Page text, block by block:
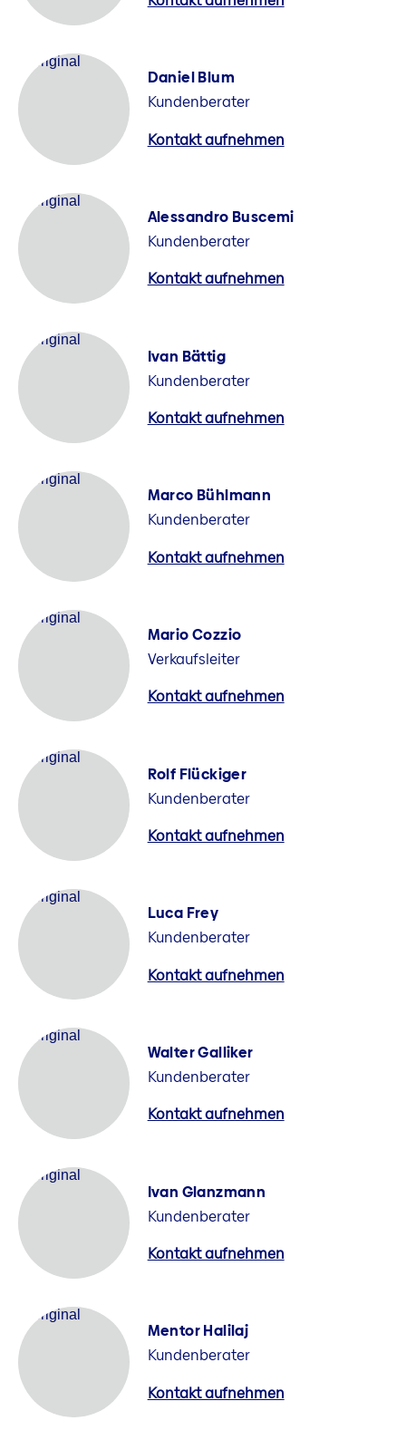
Daniel Blum
Kundenberater
Kontakt aufnehmen
Alessandro Buscemi
Kundenberater
Kontakt aufnehmen
Ivan Bättig
Kundenberater
Kontakt aufnehmen
Marco Bühlmann
Kundenberater
Kontakt aufnehmen
Mario Cozzio
Verkaufsleiter
Kontakt aufnehmen
Rolf Flückiger
Kundenberater
Kontakt aufnehmen
Luca Frey
Kundenberater
Kontakt aufnehmen
Walter Galliker
Kundenberater
Kontakt aufnehmen
Ivan Glanzmann
Kundenberater
Kontakt aufnehmen
Mentor Halilaj
Kundenberater
Kontakt aufnehmen